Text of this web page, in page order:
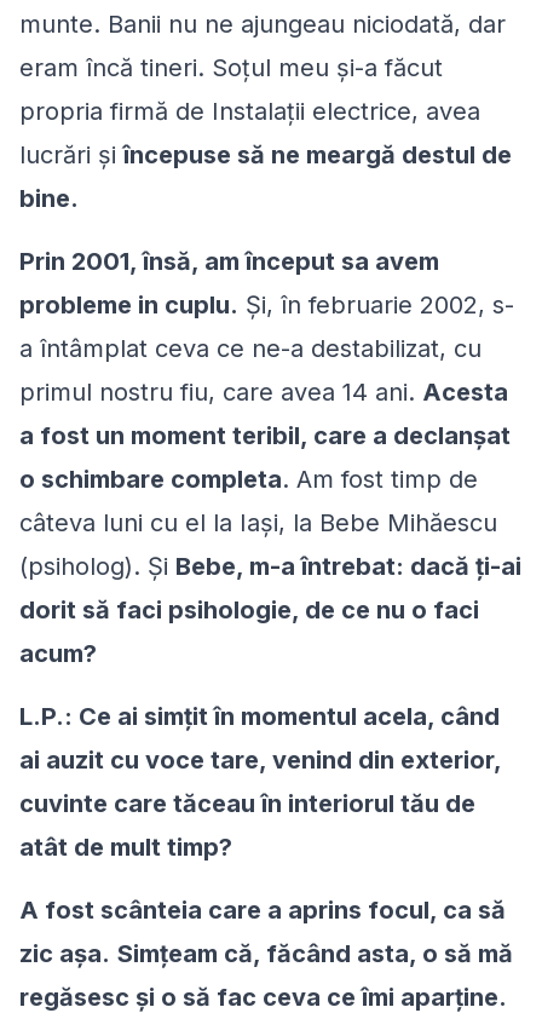
munte. Banii nu ne ajungeau niciodată, dar
eram încă tineri. Soțul meu şi-a făcut
propria firmă de Instalații electrice, avea
lucrări şiîncepuse să ne meargă destul de
bine.
Prin 2001, însă, am început sa avem
probleme in cuplu. Şi, în februarie 2002, s-
a întâmplat ceva ce ne-a destabilizat, cu
primul nostru fiu, care avea 14 ani. Acesta
a fost un moment teribil, care a declanșat
o schimbare completa. Am fost timp de
câteva luni cu el la Iași, la Bebe Mihăescu
(psiholog). Şi Bebe, m-a întrebat: dacă ţi-ai
dorit să faci psihologie, de ce nu o faci
acum?
L.P.: Ce ai simţit în momentul acela, când
ai auzit cu voce tare, venind din exterior,
cuvinte care tăceau în interiorul tău de
atât de mult timp?
A fost scânteia care a aprins focul, ca să
zic aşa. Simțeam că, făcând asta, o să mă
regăsesc şi o să fac ceva ce îmi aparține.